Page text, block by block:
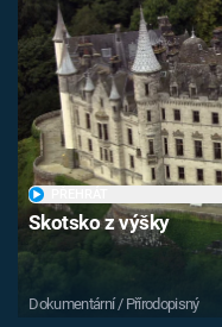
Skotsko z výšky
Dokumentární / Přírodopisný